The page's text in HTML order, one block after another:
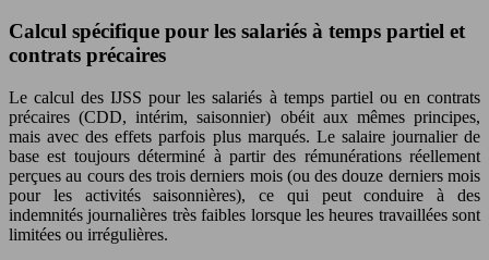
Calcul spécifique pour les salariés à temps partiel et
contrats précaires
Le calcul des IJSS pour les salariés à temps partiel ou en contrats
précaires (CDD, intérim, saisonnier) obéit aux mêmes principes,
mais avec des effets parfois plus marqués. Le salaire journalier de
base est toujours déterminé à partir des rémunérations réellement
perçues au cours des trois derniers mois (ou des douze derniers mois
pour les activités saisonnières), ce qui peut conduire à des
indemnités journalières très faibles lorsque les heures travaillées sont
limitées ou irrégulières.